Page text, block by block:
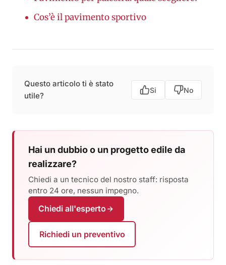
Cos’è il pavimento sportivo
Questo articolo ti è stato
utile?
Si No
Hai un dubbio o un progetto edile da
realizzare?
Chiedi a un tecnico del nostro staff: risposta
entro 24 ore, nessun impegno.
Chiedi all'esperto
Richiedi un preventivo